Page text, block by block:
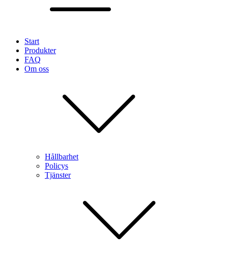
Start
Produkter
FAQ
Om oss
Hållbarhet
Policys
Tjänster